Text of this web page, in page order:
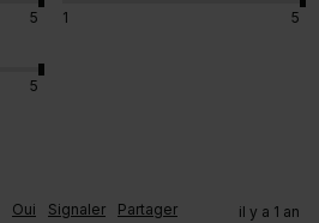
5 1
5
5
Oui Signaler Partager il y a 1 an